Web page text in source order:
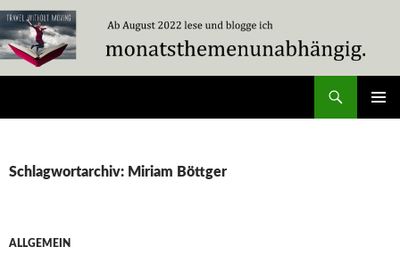
Zum
Inhalt
springen
Schlagwortarchiv: Miriam Böttger
ALLGEMEIN